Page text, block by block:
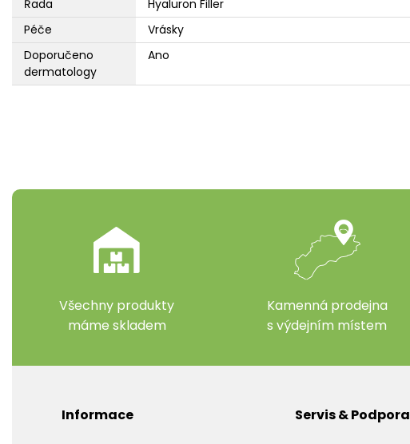
Řada
Hyaluron Filler
Péče
Vrásky
Doporučeno
dermatology
Ano
Všechny produkty
máme skladem
Kamenná prodejna
s výdejním místem
Informace Servis & Podpora